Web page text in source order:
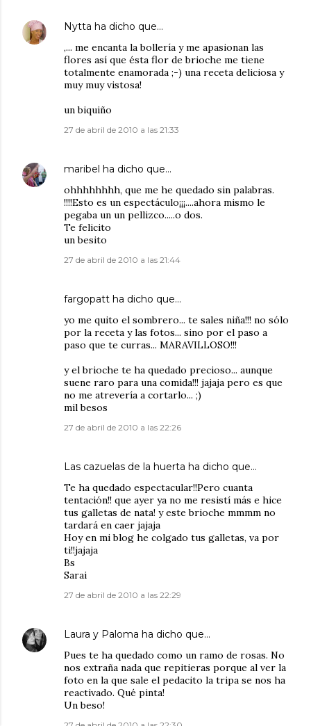
Nytta ha dicho que…
,... me encanta la bollería y me apasionan las
flores así que ésta flor de brioche me tiene
totalmente enamorada ;-) una receta deliciosa y
muy muy vistosa!
un biquiño
27 de abril de 2010 a las 21:33
maribel ha dicho que…
ohhhhhhhh, que me he quedado sin palabras.
!!!!Esto es un espectáculo¡¡¡....ahora mismo le
pegaba un un pellizco.....o dos.
Te felicito
un besito
27 de abril de 2010 a las 21:44
fargopatt ha dicho que…
yo me quito el sombrero... te sales niña!!! no sólo
por la receta y las fotos... sino por el paso a
paso que te curras... MARAVILLOSO!!!
y el brioche te ha quedado precioso... aunque
suene raro para una comida!!! jajaja pero es que
no me atrevería a cortarlo... ;)
mil besos
27 de abril de 2010 a las 22:26
Las cazuelas de la huerta ha dicho que…
Te ha quedado espectacular!!Pero cuanta
tentación!! que ayer ya no me resistí más e hice
tus galletas de nata! y este brioche mmmm no
tardará en caer jajaja
Hoy en mi blog he colgado tus galletas, va por
ti!!jajaja
Bs
Sarai
27 de abril de 2010 a las 22:29
Laura y Paloma ha dicho que…
Pues te ha quedado como un ramo de rosas. No
nos extraña nada que repitieras porque al ver la
foto en la que sale el pedacito la tripa se nos ha
reactivado. Qué pinta!
Un beso!